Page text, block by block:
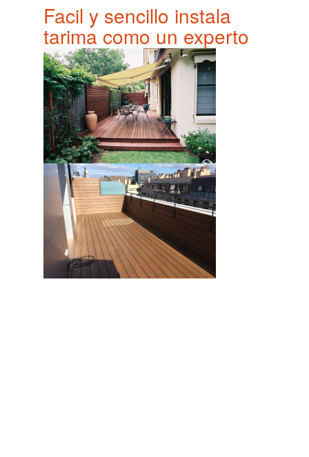
Facil y sencillo instala
tarima como un experto